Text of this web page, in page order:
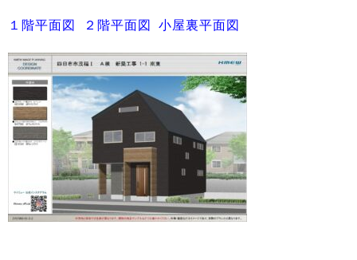
１階平面図 ２階平面図小屋裏平面図